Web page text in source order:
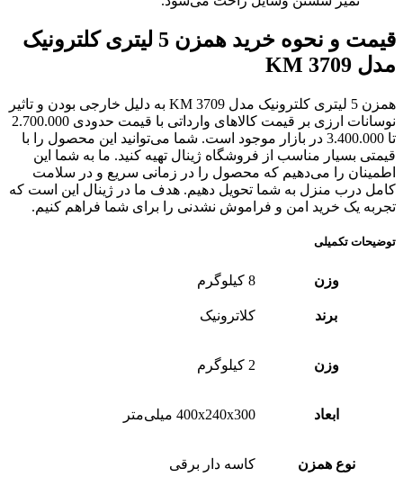
قیمت و نحوه خرید همزن 5 لیتری کلترونیک
مدل KM 3709
همزن 5 لیتری کلترونیک مدل KM 3709 به دلیل خارجی بودن و تاثیر
نوسانات ارزی بر قیمت کالاهای وارداتی با قیمت حدودی 2.700.000
تا 3.400.000 در بازار موجود است. شما می‌توانید این محصول را با
قیمتی بسیار مناسب از فروشگاه ژینال تهیه کنید. ما به شما این
اطمینان را می‌دهیم که محصول را در زمانی سریع و در سلامت
کامل درب منزل به شما تحویل دهیم. هدف ما در ژینال این است که
تجربه یک خرید امن و فراموش نشدنی را برای شما فراهم کنیم.
توضیحات تکمیلی
وزن 8 کیلوگرم
برند کلاترونیک
وزن 2 کیلوگرم
ابعاد 400x240x300 میلی‌متر
نوع همزن کاسه دار برقی